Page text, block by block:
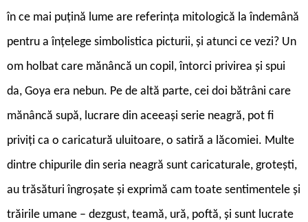
în ce mai puțină lume are referința mitologică la îndemână
pentru a înțelege simbolistica picturii, și atunci ce vezi? Un
om holbat care mănâncă un copil, întorci privirea și spui
da, Goya era nebun. Pe de altă parte, cei doi bătrâni care
mănâncă supă, lucrare din aceeași serie neagră, pot fi
priviți ca o caricatură uluitoare, o satiră a lăcomiei. Multe
dintre chipurile din seria neagră sunt caricaturale, grotești,
au trăsături îngroșate și exprimă cam toate sentimentele și
trăirile umane – dezgust, teamă, ură, poftă, și sunt lucrate